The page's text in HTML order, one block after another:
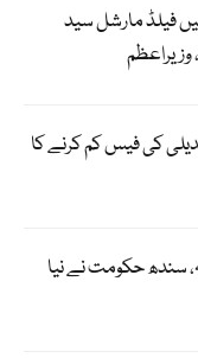
فیلڈ مارشل سید
وزیراعظم
کی فیس کم کرنے کا
سندھ حکومت نے نیا